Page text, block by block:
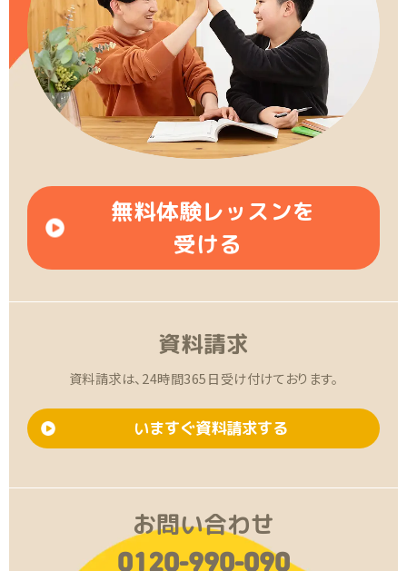
無料体験レッスンを
受ける
資料請求
資料請求は、24時間365日受け付けております。
いますぐ資料請求する
お問い合わせ
0120-990-090